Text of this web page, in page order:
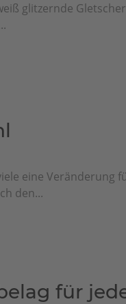
glitzernde
eine Veränderung
den...
für